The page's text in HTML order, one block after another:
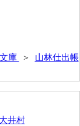
庫 ＞ 山林仕出帳
井村